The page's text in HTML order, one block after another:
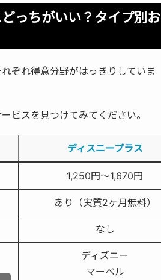
っちがいい？タイプ別お
ぞれ得意分野がはっきりしていま
ビスを見つけてみてください。
ディスニープラス
1,250円〜1,670円
あり（実質2ヶ月無料）
なし
ディズニー
マーベル